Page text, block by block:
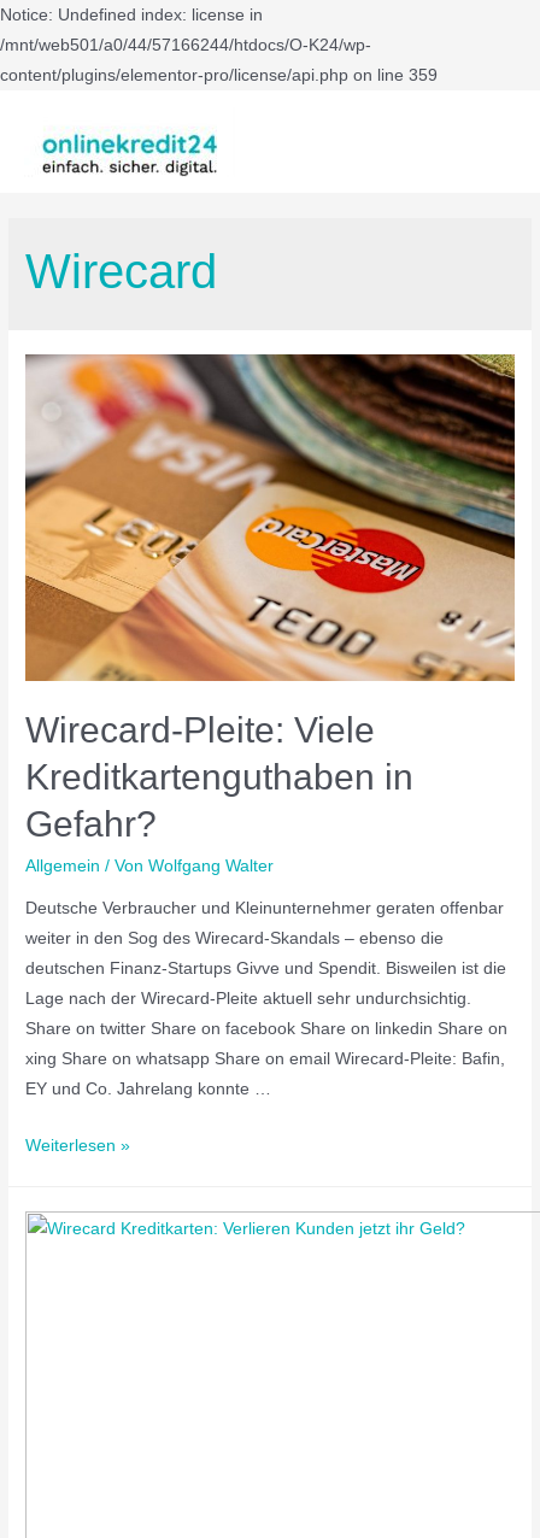
Notice: Undefined index: license in
/mnt/web501/a0/44/57166244/htdocs/O-K24/wp-
content/plugins/elementor-pro/license/api.php on line 359
Wirecard
Wirecard-Pleite: Viele
Kreditkartenguthaben in
Gefahr?
Allgemein / VonWolfgang Walter
Deutsche Verbraucher und Kleinunternehmer geraten offenbar
weiter in den Sog des Wirecard-Skandals – ebenso die
deutschen Finanz-Startups Givve und Spendit. Bisweilen ist die
Lage nach der Wirecard-Pleite aktuell sehr undurchsichtig.
Share on twitter Share on facebook Share on linkedin Share on
xing Share on whatsapp Share on email Wirecard-Pleite: Bafin,
EY und Co. Jahrelang konnte …
Weiterlesen »